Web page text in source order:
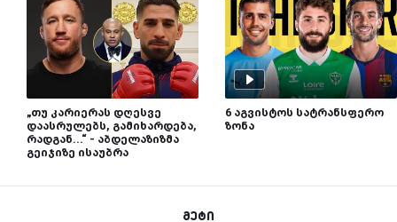
„თუ კარიერას დღესვე
დაასრულებს, გამიხარდება,
რადგან...“ - აბდელაზიზმა
გეიჯიზე ისაუბრა
6 აგვისტოს სატრანსფერო
ზონა
მეტი